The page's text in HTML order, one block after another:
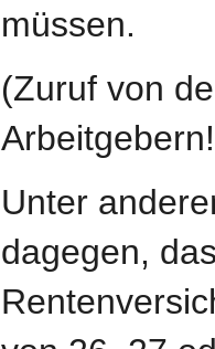
müssen.
(Zuruf von
Unter
dagegen,